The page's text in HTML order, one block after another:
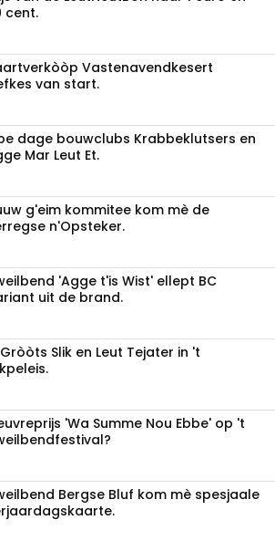
cent.
Vastenavendkesert
van start.
dage bouwclubs Krabbeklutsers en
Mar Leut Et.
g'eim kommitee kom mè de
n'Opsteker.
'Agge t'is Wist' ellept BC
uit de brand.
Slik en Leut Tejater in 't
'Wa Summe Nou Ebbe' op 't
Bergse Bluf kom mè spesjaale